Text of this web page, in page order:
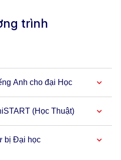
trình
Anh cho đại Học
(Học Thuật)
bị Đại học